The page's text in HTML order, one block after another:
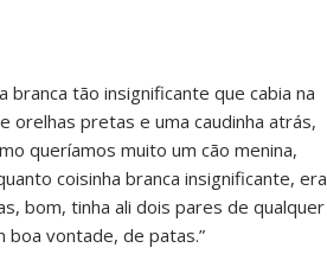
branca tão insignificante que cabia na
orelhas pretas e uma caudinha atrás,
queríamos muito um cão menina,
coisinha branca insignificante, era
bom, tinha ali dois pares de qualquer
boa vontade, de patas.”